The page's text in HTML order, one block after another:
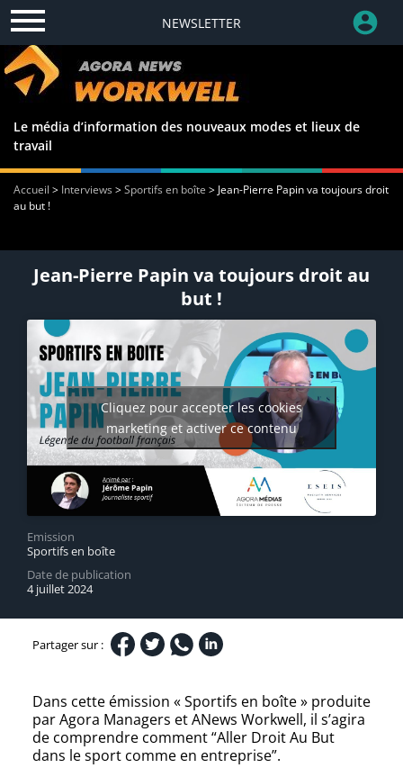
NEWSLETTER
Le média d’information des nouveaux modes et lieux de
travail
Accueil > Interviews>Sportifs en boîte > Jean-Pierre Papin va toujours droit
au but !
Jean-Pierre Papin va toujours droit au
but !
Cliquez pour accepter les cookies
marketing et activer ce contenu
Emission
Sportifs en boîte
Date de publication
4 juillet 2024
Partager sur :
Dans cette émission « Sportifs en boîte » produite
par Agora Managers et ANews Workwell, il s’agira
de comprendre comment “Aller Droit Au But
dans le sport comme en entreprise”.